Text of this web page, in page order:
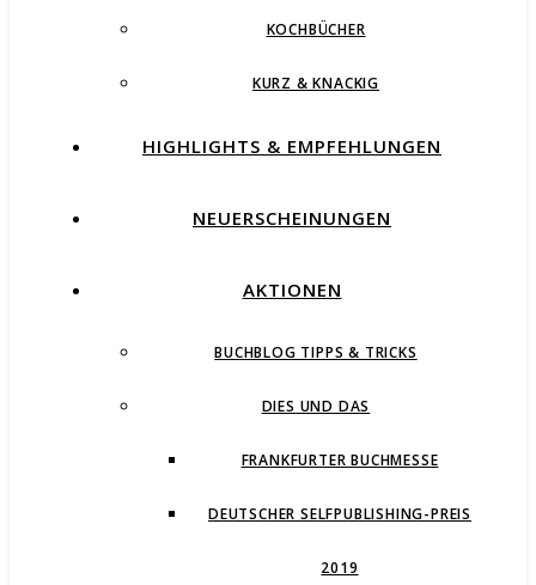
KOCHBÜCHER
KURZ & KNACKIG
HIGHLIGHTS & EMPFEHLUNGEN
NEUERSCHEINUNGEN
AKTIONEN
BUCHBLOG TIPPS & TRICKS
DIES UND DAS
FRANKFURTER BUCHMESSE
DEUTSCHER SELFPUBLISHING-PREIS
2019